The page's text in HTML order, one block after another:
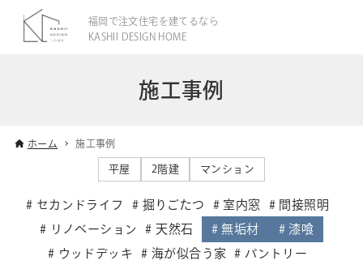
福岡で注文住宅を建てるなら
KASHII DESIGN HOME
施工事例
ホーム 施工事例
平屋 2階建 マンション
セカンドライフ 掘りごたつ 室内窓
間接照明
リノベーション
天然石 無垢材
漆喰
ウッドデッキ
海が似合う家
パントリー